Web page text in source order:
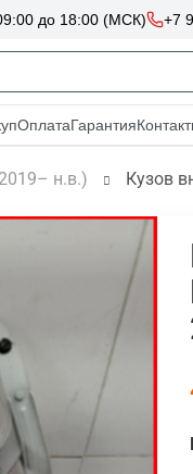
н.в.) Кузов